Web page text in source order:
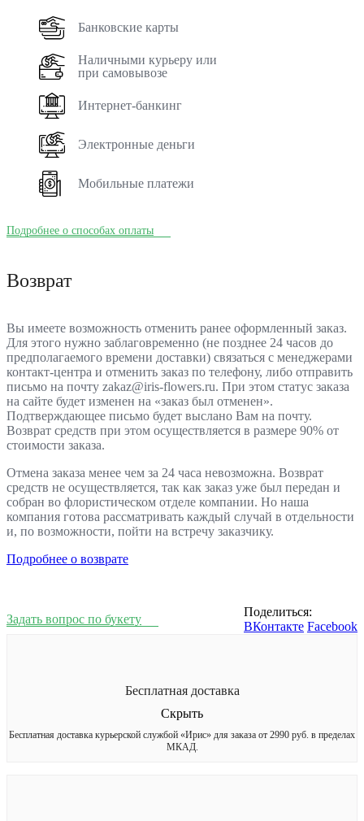
Банковские карты
Наличными курьеру или
при самовывозе
Интернет-банкинг
Электронные деньги
Мобильные платежи
Подробнее о способах оплаты
Возврат
Вы имеете возможность отменить ранее оформленный заказ.
Для этого нужно заблаговременно (не позднее 24 часов до
предполагаемого времени доставки) связаться с менеджерами
контакт-центра и отменить заказ по телефону, либо отправить
письмо на почту zakaz@iris-flowers.ru. При этом статус заказа
на сайте будет изменен на «заказ был отменен».
Подтверждающее письмо будет выслано Вам на почту.
Возврат средств при этом осуществляется в размере 90% от
стоимости заказа.
Отмена заказа менее чем за 24 часа невозможна. Возврат
средств не осуществляется, так как заказ уже был передан и
собран во флористическом отделе компании. Но наша
компания готова рассматривать каждый случай в отдельности
и, по возможности, пойти на встречу заказчику.
Подробнее о возврате
Задать вопрос по букету
Поделиться:
ВКонтакте Facebook
Бесплатная доставка
Скрыть
Бесплатная доставка курьерской службой «Ирис» для заказа от 2990 руб. в пределах
МКАД.